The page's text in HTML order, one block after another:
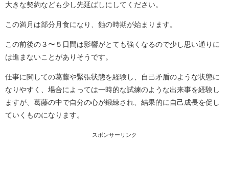
大きな契約なども少し先延ばしにしてください。
この満月は部分月食になり、蝕の時期が始まります。
この前後の３〜５日間は影響がとても強くなるので少し思い通りに
は進まないことがありそうです。
仕事に関しての葛藤や緊張状態を経験し、自己矛盾のような状態に
なりやすく、場合によっては一時的な試練のような出来事を経験し
ますが、葛藤の中で自分の心が鍛練され、結果的に自己成長を促し
ていくものになります。
スポンサーリンク